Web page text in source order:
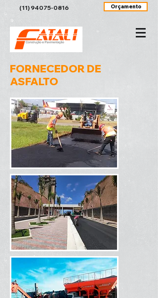
(11) 94075-0816 Orçamento
FORNECEDOR DE
ASFALTO